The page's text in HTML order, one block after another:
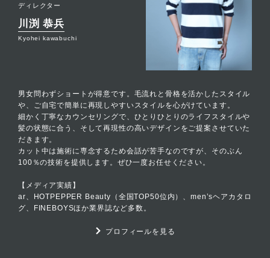
ディレクター
川渕 恭兵
Kyohei kawabuchi
男女問わずショートが得意です。毛流れと骨格を活かしたスタイル
や、ご自宅で簡単に再現しやすいスタイルを心がけています。
細かく丁寧なカウンセリングで、ひとりひとりのライフスタイルや
髪の状態に合う、そして再現性の高いデザインをご提案させていた
だきます。
カット中は施術に専念するため会話が苦手なのですが、そのぶん
100％の技術を提供します。ぜひ一度お任せください。
【メディア実績】
ar、HOTPEPPER Beauty（全国TOP50位内）、men’sヘアカタロ
グ、FINEBOYSほか業界誌など多数。
プロフィールを見る